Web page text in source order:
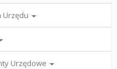
Urzędu
Urzędowe